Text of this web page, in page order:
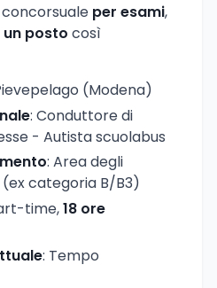
per esami,
un posto così
(Modena)
: Conduttore di
- Autista scuolabus
: Area degli
categoria B/B3)
time,18 ore
: Tempo